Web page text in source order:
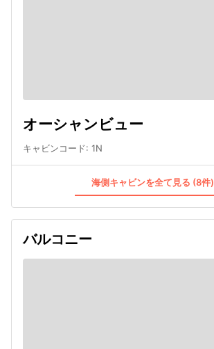
オーシャンビュー
キャビンコード: 1N
海側キャビンを全て見る (8件)
バルコニー